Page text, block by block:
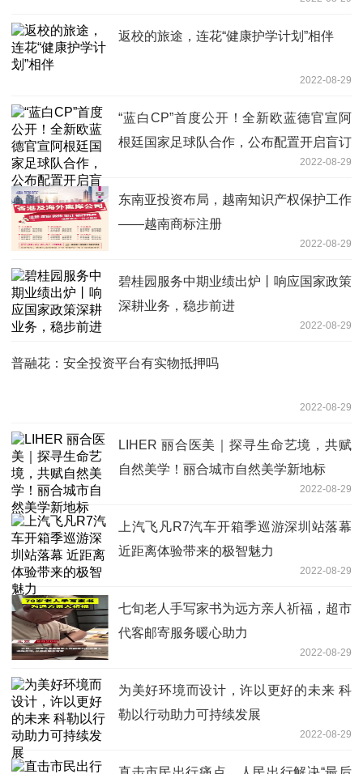
返校的旅途，连花“健康护学计划”相伴
2022-08-29
“蓝白CP”首度公开！全新欧蓝德官宣阿
根廷国家足球队合作，公布配置开启盲订
2022-08-29
东南亚投资布局，越南知识产权保护工作
——越南商标注册
2022-08-29
碧桂园服务中期业绩出炉丨响应国家政策
深耕业务，稳步前进
2022-08-29
普融花：安全投资平台有实物抵押吗
2022-08-29
LIHER 丽合医美｜探寻生命艺境，共赋
自然美学！丽合城市自然美学新地标
2022-08-29
上汽飞凡R7汽车开箱季巡游深圳站落幕
近距离体验带来的极智魅力
2022-08-29
七旬老人手写家书为远方亲人祈福，超市
代客邮寄服务暖心助力
2022-08-29
为美好环境而设计，许以更好的未来 科
勒以行动助力可持续发展
2022-08-29